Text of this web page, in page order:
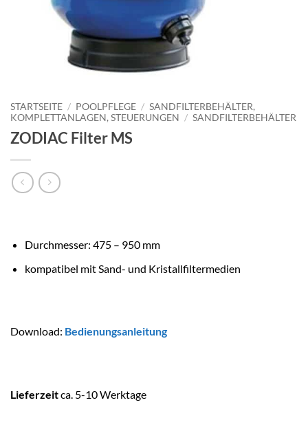
STARTSEITE / POOLPFLEGE / SANDFILTERBEHÄLTER,
KOMPLETTANLAGEN, STEUERUNGEN / SANDFILTERBEHÄLTER
ZODIAC Filter MS
Durchmesser: 475 – 950 mm
kompatibel mit Sand- und Kristallfiltermedien
Download: Bedienungsanleitung
Lieferzeitca. 5-10 Werktage